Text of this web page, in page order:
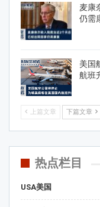
麦康
仍需
美国
航班
上篇文章 下篇文章
热点栏目
USA美国